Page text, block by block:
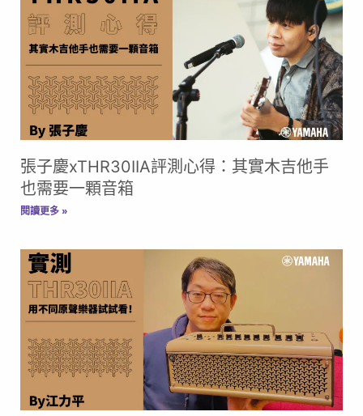
張子慶xTHR30IIA評測心得：其實木吉他手
也需要⼀顆音箱​
閱讀更多 »